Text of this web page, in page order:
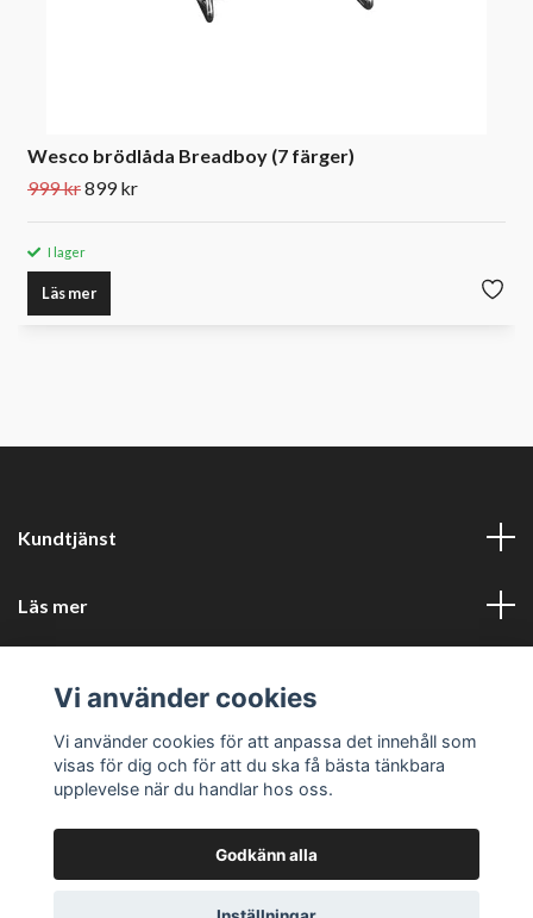
Wesco brödlåda Breadboy (7 färger)
999 kr899 kr
I lager
Läs mer
Kundtjänst
Läs mer
Företagsuppgifter
© 2026 Perfors KökPowered by Quickbutik
Vi använder cookies
Vi använder cookies för att anpassa det innehåll som
visas för dig och för att du ska få bästa tänkbara
upplevelse när du handlar hos oss.
Godkänn alla